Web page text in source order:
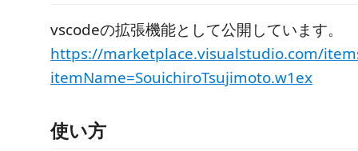
vscodeの拡張機能として公開しています。
https://marketplace.visualstudio.com/
itemName=SouichiroTsujimoto.w1ex
使い方